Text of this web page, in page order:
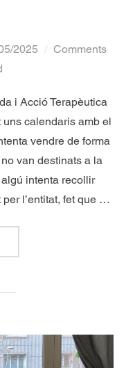
2025
Comments
i Acció Terapèutica
uns calendaris amb el
vendre de forma
van destinats a la
intenta recollir
l’entitat, fet que …